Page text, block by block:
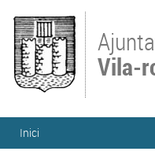
Vila-
Esteu aquí
Inici